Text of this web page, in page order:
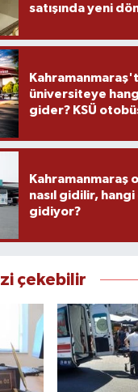
satışında yeni
üniversiteye
gider? KSÜ
Kahramanmaraş
nasıl gidilir,
gidiyor?
çekebilir